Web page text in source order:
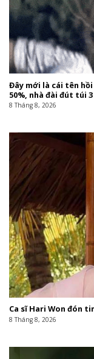
Đây mới là cái tên
50%, nhà đài đút túi
8 Tháng 8, 2026
Ca sĩ Hari Won đón
8 Tháng 8, 2026